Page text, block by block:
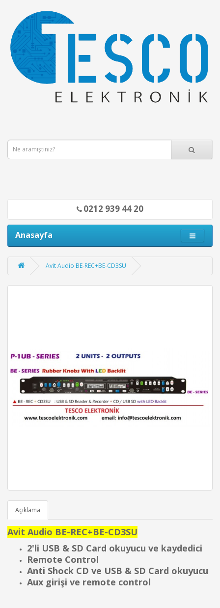
0212 939 44 20
Anasayfa
Avit Audio BE-REC+BE-CD3SU
Açıklama
Avit Audio BE-REC+BE-CD3SU
2'li USB & SD Card okuyucu ve kaydedici
Remote Control
Anti Shock CD ve USB & SD Card okuyucu
Aux girişi ve remote control